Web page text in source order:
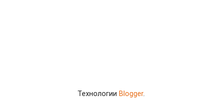
Технологии Blogger.